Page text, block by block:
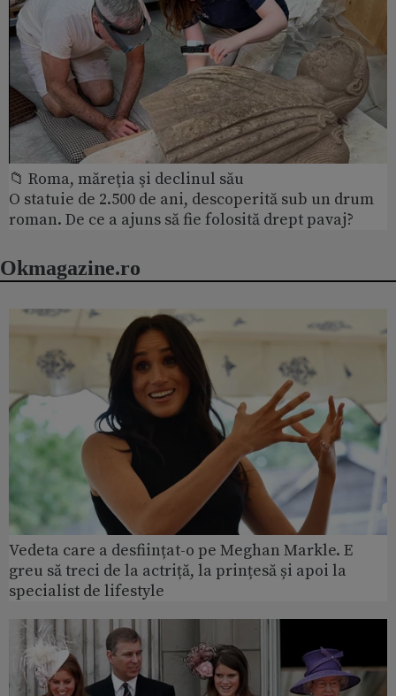
📁 Roma, măreţia şi declinul său
O statuie de 2.500 de ani, descoperită sub un drum
roman. De ce a ajuns să fie folosită drept pavaj?
Okmagazine.ro
Vedeta care a desființat-o pe Meghan Markle. E
greu să treci de la actriță, la prințesă și apoi la
specialist de lifestyle